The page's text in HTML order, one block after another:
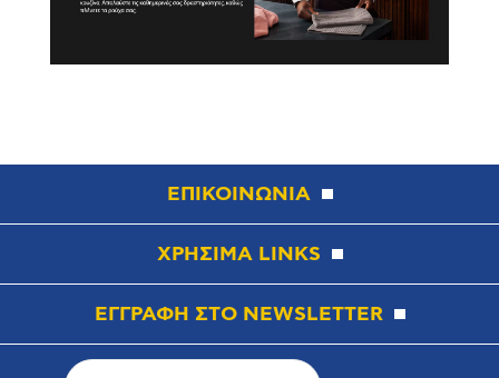
ΕΠΙΚΟΙΝΩΝΙΑ
ΧΡΗΣΙΜΑ LINKS
ΕΓΓΡΑΦΗ ΣΤΟ NEWSLETTER